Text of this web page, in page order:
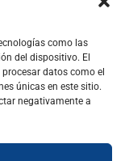
como las
del dispositivo. El
datos como el
únicas en este sitio.
negativamente a